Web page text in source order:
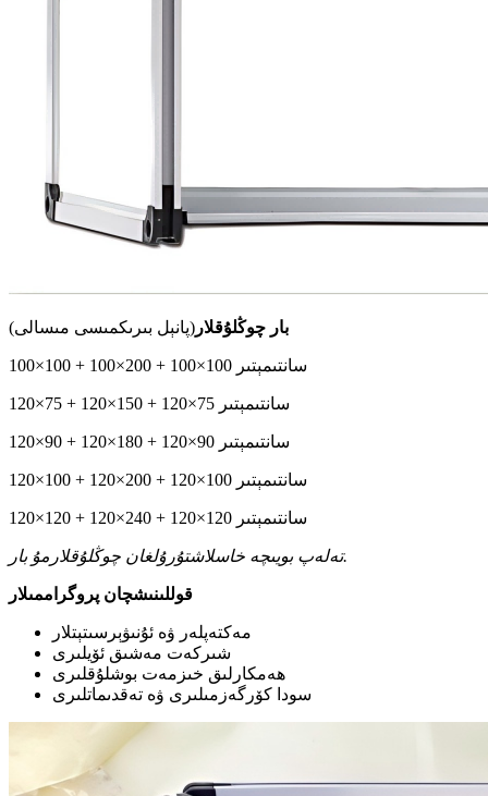
بار چوڭلۇقلار (پانېل بىرىكمىسى مىسالى)
100×100 + 100×200 + 100×100 سانتىمېتىر
120×75 + 120×150 + 120×75 سانتىمېتىر
120×90 + 120×180 + 120×90 سانتىمېتىر
120×100 + 120×200 + 120×100 سانتىمېتىر
120×120 + 120×240 + 120×120 سانتىمېتىر
تەلەپ بويىچە خاسلاشتۇرۇلغان چوڭلۇقلارمۇ بار.
قوللىنىشچان پروگراممىلار
مەكتەپلەر ۋە ئۇنىۋېرسىتېتلار
شىركەت مەشىق ئۆيلىرى
ھەمكارلىق خىزمەت بوشلۇقلىرى
سودا كۆرگەزمىلىرى ۋە تەقدىماتلىرى